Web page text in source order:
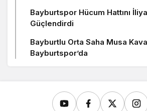
Bayburtspor Hücum Hattını
Güçlendirdi
Bayburtlu Orta Saha Musa
Bayburtspor’da